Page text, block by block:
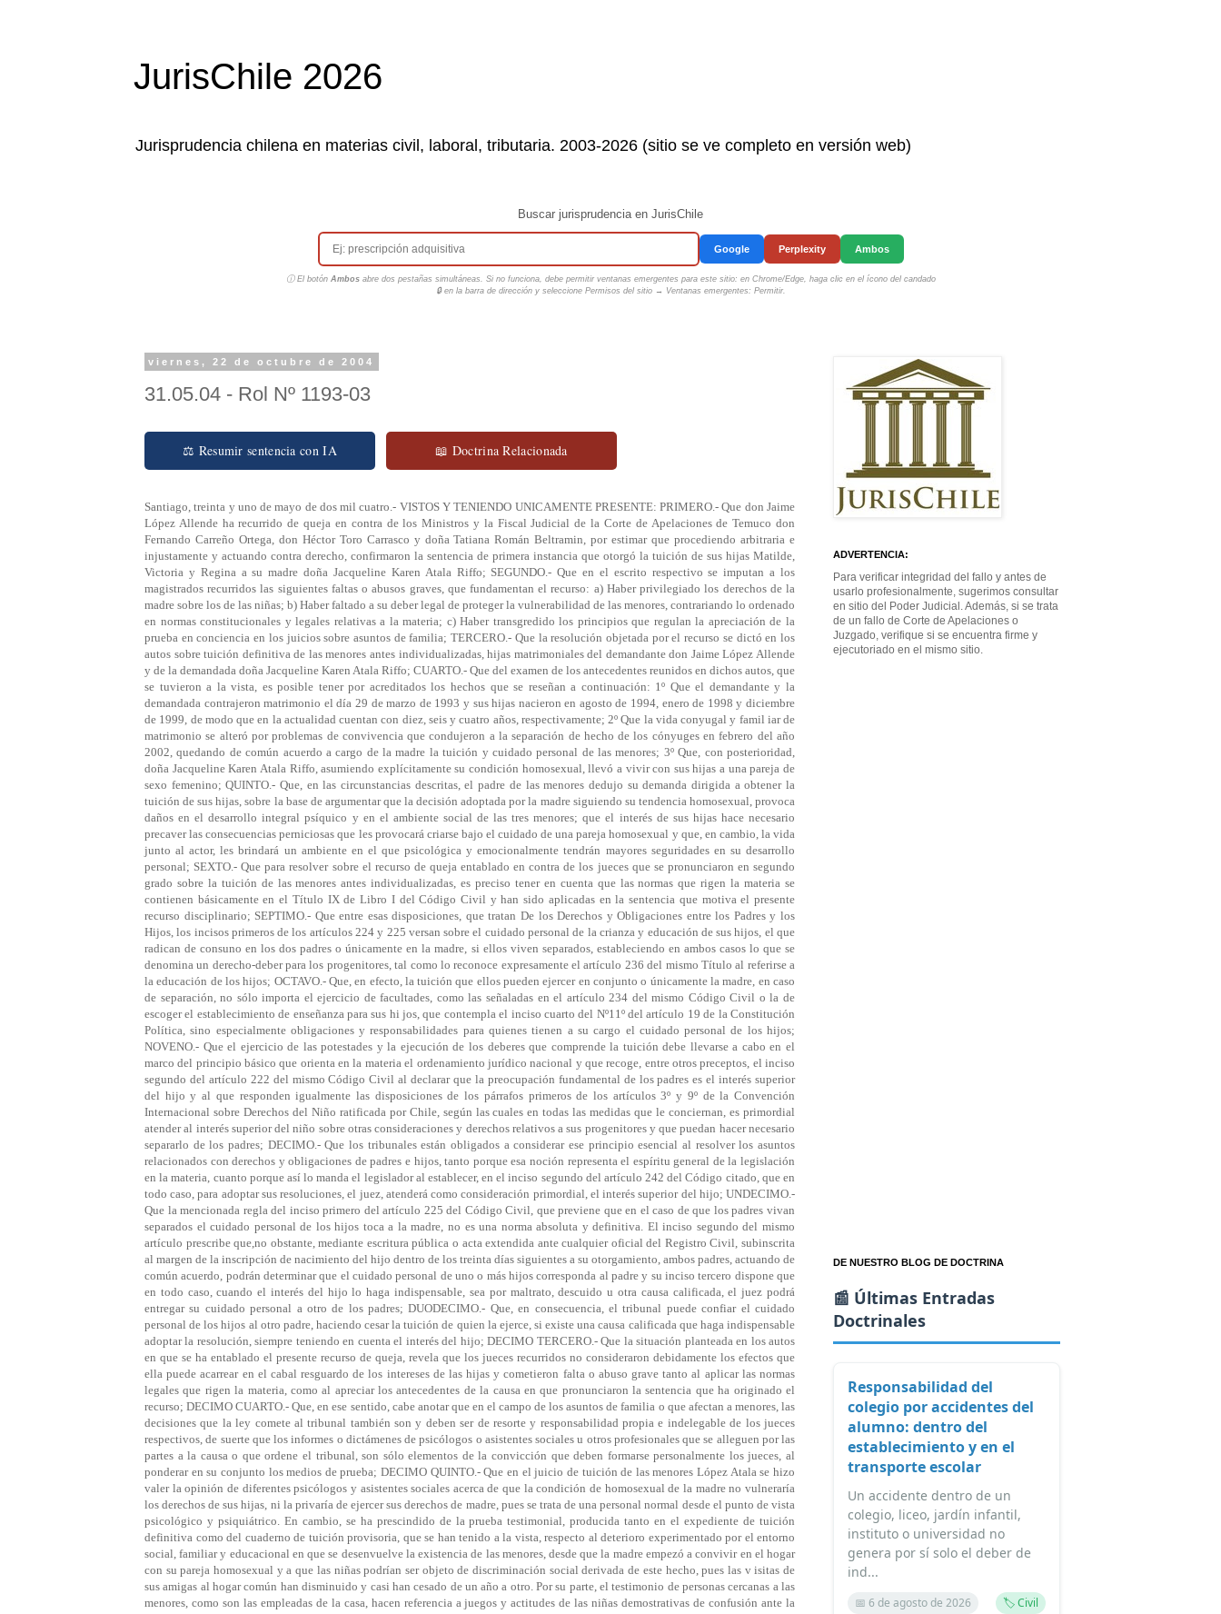
JurisChile 2026
Jurisprudencia chilena en materias civil, laboral, tributaria. 2003-2026 (sitio se ve completo en versión web)
Buscar jurisprudencia en JurisChile
Google Perplexity Ambos
ⓘ El botón Ambosabre dos pestañas simultáneas. Si no funciona, debe permitir ventanas emergentes para este sitio: en Chrome/Edge, haga clic en el ícono del candado
🔒 en la barra de dirección y seleccione Permisos del sitio → Ventanas emergentes: Permitir.
viernes, 22 de octubre de 2004
31.05.04 - Rol Nº 1193-03
⚖ Resumir sentencia con IA 📖 Doctrina Relacionada
Santiago, treinta y uno de mayo de dos mil cuatro.- VISTOS Y TENIENDO UNICAMENTE PRESENTE: PRIMERO.- Que don Jaime López Allende ha recurrido de queja en contra de los Ministros y la Fiscal Judicial de la Corte de Apelaciones de Temuco don Fernando Carreño Ortega, don Héctor Toro Carrasco y doña Tatiana Román Beltramin, por estimar que procediendo arbitraria e injustamente y actuando contra derecho, confirmaron la sentencia de primera instancia que otorgó la tuición de sus hijas Matilde, Victoria y Regina a su madre doña Jacqueline Karen Atala Riffo; SEGUNDO.- Que en el escrito respectivo se imputan a los magistrados recurridos las siguientes faltas o abusos graves, que fundamentan el recurso: a) Haber privilegiado los derechos de la madre sobre los de las niñas; b) Haber faltado a su deber legal de proteger la vulnerabilidad de las menores, contrariando lo ordenado en normas constitucionales y legales relativas a la materia; c) Haber transgredido los principios que regulan la apreciación de la prueba en conciencia en los juicios sobre asuntos de familia; TERCERO.- Que la resolución objetada por el recurso se dictó en los autos sobre tuición definitiva de las menores antes individualizadas, hijas matrimoniales del demandante don Jaime López Allende y de la demandada doña Jacqueline Karen Atala Riffo; CUARTO.- Que del examen de los antecedentes reunidos en dichos autos, que se tuvieron a la vista, es posible tener por acreditados los hechos que se reseñan a continuación: 1º Que el demandante y la demandada contrajeron matrimonio el día 29 de marzo de 1993 y sus hijas nacieron en agosto de 1994, enero de 1998 y diciembre de 1999, de modo que en la actualidad cuentan con diez, seis y cuatro años, respectivamente; 2º Que la vida conyugal y famil iar de matrimonio se alteró por problemas de convivencia que condujeron a la separación de hecho de los cónyuges en febrero del año 2002, quedando de común acuerdo a cargo de la madre la tuición y cuidado personal de las menores; 3º Que, con posterioridad, doña Jacqueline Karen Atala Riffo, asumiendo explícitamente su condición homosexual, llevó a vivir con sus hijas a una pareja de sexo femenino; QUINTO.- Que, en las circunstancias descritas, el padre de las menores dedujo su demanda dirigida a obtener la tuición de sus hijas, sobre la base de argumentar que la decisión adoptada por la madre siguiendo su tendencia homosexual, provoca daños en el desarrollo integral psíquico y en el ambiente social de las tres menores; que el interés de sus hijas hace necesario precaver las consecuencias perniciosas que les provocará criarse bajo el cuidado de una pareja homosexual y que, en cambio, la vida junto al actor, les brindará un ambiente en el que psicológica y emocionalmente tendrán mayores seguridades en su desarrollo personal; SEXTO.- Que para resolver sobre el recurso de queja entablado en contra de los jueces que se pronunciaron en segundo grado sobre la tuición de las menores antes individualizadas, es preciso tener en cuenta que las normas que rigen la materia se contienen básicamente en el Título IX de Libro I del Código Civil y han sido aplicadas en la sentencia que motiva el presente recurso disciplinario; SEPTIMO.- Que entre esas disposiciones, que tratan De los Derechos y Obligaciones entre los Padres y los Hijos, los incisos primeros de los artículos 224 y 225 versan sobre el cuidado personal de la crianza y educación de sus hijos, el que radican de consuno en los dos padres o únicamente en la madre, si ellos viven separados, estableciendo en ambos casos lo que se denomina un derecho-deber para los progenitores, tal como lo reconoce expresamente el artículo 236 del mismo Título al referirse a la educación de los hijos; OCTAVO.- Que, en efecto, la tuición que ellos pueden ejercer en conjunto o únicamente la madre, en caso de separación, no sólo importa el ejercicio de facultades, como las señaladas en el artículo 234 del mismo Código Civil o la de escoger el establecimiento de enseñanza para sus hi jos, que contempla el inciso cuarto del Nº11º del artículo 19 de la Constitución Política, sino especialmente obligaciones y responsabilidades para quienes tienen a su cargo el cuidado personal de los hijos; NOVENO.- Que el ejercicio de las potestades y la ejecución de los deberes que comprende la tuición debe llevarse a cabo en el marco del principio básico que orienta en la materia el ordenamiento jurídico nacional y que recoge, entre otros preceptos, el inciso segundo del artículo 222 del mismo Código Civil al declarar que la preocupación fundamental de los padres es el interés superior del hijo y al que responden igualmente las disposiciones de los párrafos primeros de los artículos 3º y 9º de la Convención Internacional sobre Derechos del Niño ratificada por Chile, según las cuales en todas las medidas que le conciernan, es primordial atender al interés superior del niño sobre otras consideraciones y derechos relativos a sus progenitores y que puedan hacer necesario separarlo de los padres; DECIMO.- Que los tribunales están obligados a considerar ese principio esencial al resolver los asuntos relacionados con derechos y obligaciones de padres e hijos, tanto porque esa noción representa el espíritu general de la legislación en la materia, cuanto porque así lo manda el legislador al establecer, en el inciso segundo del artículo 242 del Código citado, que en todo caso, para adoptar sus resoluciones, el juez, atenderá como consideración primordial, el interés superior del hijo; UNDECIMO.- Que la mencionada regla del inciso primero del artículo 225 del Código Civil, que previene que en el caso de que los padres vivan separados el cuidado personal de los hijos toca a la madre, no es una norma absoluta y definitiva. El inciso segundo del mismo artículo prescribe que,no obstante, mediante escritura pública o acta extendida ante cualquier oficial del Registro Civil, subinscrita al margen de la inscripción de nacimiento del hijo dentro de los treinta días siguientes a su otorgamiento, ambos padres, actuando de común acuerdo, podrán determinar que el cuidado personal de uno o más hijos corresponda al padre y su inciso tercero dispone que en todo caso, cuando el interés del hijo lo haga indispensable, sea por maltrato, descuido u otra causa calificada, el juez podrá entregar su cuidado personal a otro de los padres; DUODECIMO.- Que, en consecuencia, el tribunal puede confiar el cuidado personal de los hijos al otro padre, haciendo cesar la tuición de quien la ejerce, si existe una causa calificada que haga indispensable adoptar la resolución, siempre teniendo en cuenta el interés del hijo; DECIMO TERCERO.- Que la situación planteada en los autos en que se ha entablado el presente recurso de queja, revela que los jueces recurridos no consideraron debidamente los efectos que ella puede acarrear en el cabal resguardo de los intereses de las hijas y cometieron falta o abuso grave tanto al aplicar las normas legales que rigen la materia, como al apreciar los antecedentes de la causa en que pronunciaron la sentencia que ha originado el recurso; DECIMO CUARTO.- Que, en ese sentido, cabe anotar que en el campo de los asuntos de familia o que afectan a menores, las decisiones que la ley comete al tribunal también son y deben ser de resorte y responsabilidad propia e indelegable de los jueces respectivos, de suerte que los informes o dictámenes de psicólogos o asistentes sociales u otros profesionales que se alleguen por las partes a la causa o que ordene el tribunal, son sólo elementos de la convicción que deben formarse personalmente los jueces, al ponderar en su conjunto los medios de prueba; DECIMO QUINTO.- Que en el juicio de tuición de las menores López Atala se hizo valer la opinión de diferentes psicólogos y asistentes sociales acerca de que la condición de homosexual de la madre no vulneraría los derechos de sus hijas, ni la privaría de ejercer sus derechos de madre, pues se trata de una personal normal desde el punto de vista psicológico y psiquiátrico. En cambio, se ha prescindido de la prueba testimonial, producida tanto en el expediente de tuición definitiva como del cuaderno de tuición provisoria, que se han tenido a la vista, respecto al deterioro experimentado por el entorno social, familiar y educacional en que se desenvuelve la existencia de las menores, desde que la madre empezó a convivir en el hogar con su pareja homosexual y a que las niñas podrían ser objeto de discriminación social derivada de este hecho, pues las v isitas de sus amigas al hogar común han disminuido y casi han cesado de un año a otro. Por su parte, el testimonio de personas cercanas a las menores, como son las empleadas de la casa, hacen referencia a juegos y actitudes de las niñas demostrativas de confusión ante la sexualidad materna que no han podido menos que percibir en la convivencia en el hogar con su nueva pareja; DECIMO SEXTO.- Que, en el mismo orden de consideraciones, no es posible desconocer que la madre de las menores de autos, al tomar la decisión de explicitar su condición homosexual, como puede hacerlo libremente toda persona en el ámbito de sus derechos personalísimos en el género sexual, sin merecer por ello reprobación o reproche jurídico alguno, ha antepuesto sus propios intereses, postergando los de sus hijas, especialmente al iniciar una convivencia con su pareja homosexual en el mismo hogar en que lleva a efecto la crianza y cuidado de sus hijas separadamente del padre de éstas; DECIMO SEPTIMO.- Que, aparte de los efectos que esa convivencia puede causar en el bienestar y desarrollo psíquico y emocional de las hijas, atendida sus edades, la eventual confusión de roles sexuales que puede producírseles por la carencia en el hogar de un padre de sexo masculino y su reemplazo por otra persona del género femenino, configura una situación de riesgo para el desarrollo integral de las menores respecto de la cual deben ser protegidas; DECIMO OCTAVO.- Que, por otro lado, fuerza es admiti
ADVERTENCIA:
Para verificar integridad del fallo y antes de
usarlo profesionalmente, sugerimos consultar
en sitio del Poder Judicial. Además, si se trata
de un fallo de Corte de Apelaciones o
Juzgado, verifique si se encuentra firme y
ejecutoriado en el mismo sitio.
DE NUESTRO BLOG DE DOCTRINA
📰 Últimas Entradas
Doctrinales
Responsabilidad del
colegio por accidentes del
alumno: dentro del
establecimiento y en el
transporte escolar
Un accidente dentro de un
colegio, liceo, jardín infantil,
instituto o universidad no
genera por sí solo el deber de
ind...
📅 6 de agosto de 2026 🏷️ Civil